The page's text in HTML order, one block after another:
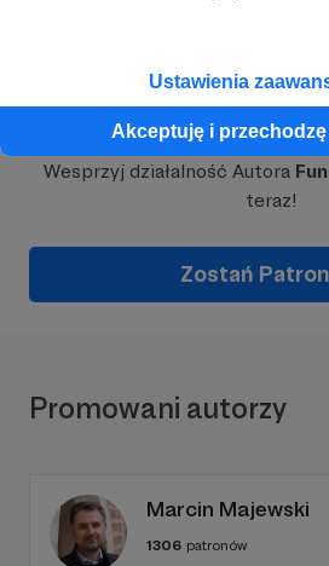
Ustawienia
Akceptuję i
Dołącz do grona
Wesprzyj działalność Autora
teraz!
Zostań
Promowani autorzy
Marcin Majewski
1306 patronów